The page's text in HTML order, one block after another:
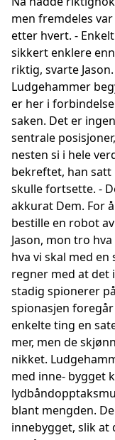
men fremdeles
etter hvert. -
sikkert enklere
riktig, svarte
Ludgehammer
er her i
saken. Det er
sentrale
nesten si i hele
bekreftet, han
skulle fortsette. -
akkurat Dem. For
bestille en robot
Jason, mon tro
hva vi skal med
regner med at det
stadig spionerer
spionasjen
enkelte ting en
mer, men de
nikket.
med inne- bygget
blant mengden.
innebygget, slik at